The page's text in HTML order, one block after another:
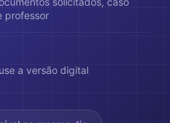
professor
a versão digital